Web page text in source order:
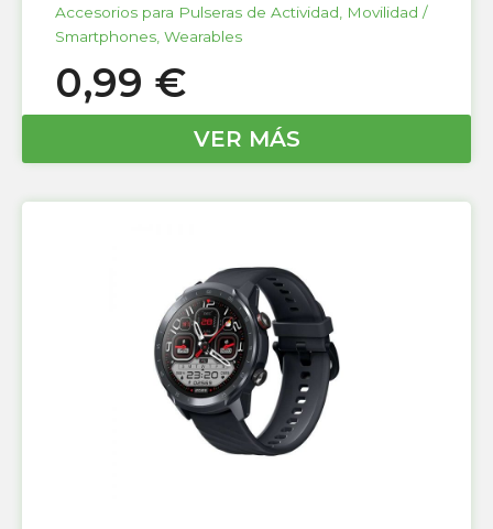
Accesorios para Pulseras de Actividad, Movilidad /
Smartphones, Wearables
0,99 €
VER MÁS